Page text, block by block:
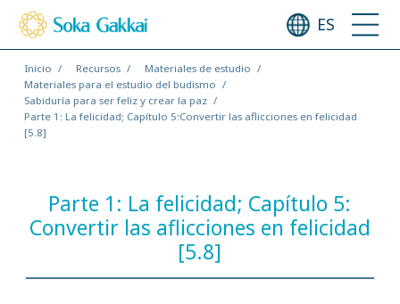
ES
Inicio Recursos
Materiales de estudio
Materiales para el estudio del budismo
Sabiduría para ser feliz y crear la paz
Parte 1: La felicidad; Capítulo 5:Convertir las aflicciones en felicidad
[5.8]
Parte 1: La felicidad; Capítulo 5:
Convertir las aflicciones en felicidad
[5.8]